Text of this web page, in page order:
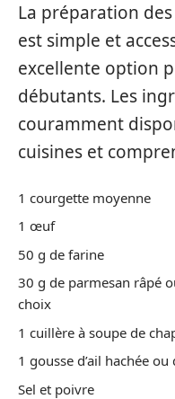
La préparation
est simple et
excellente option
débutants. Les
couramment
cuisines et
1 courgette moyenne
1 œuf
50 g de farine
30 g de parmesan râpé
choix
1 cuillère à soupe de
1 gousse d’ail hachée
Sel et poivre